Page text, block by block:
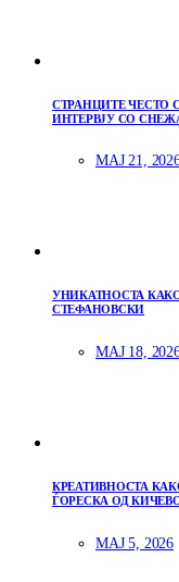
СТРАНЦИТЕ ЧЕСТО
ИНТЕРВЈУ СО
МАЈ 21,
УНИКАТНОСТА
СТЕФАНОВСКИ
МАЈ 18,
КРЕАТИВНОСТА
ЃОРЕСКА ОД
МАЈ 5, 2026